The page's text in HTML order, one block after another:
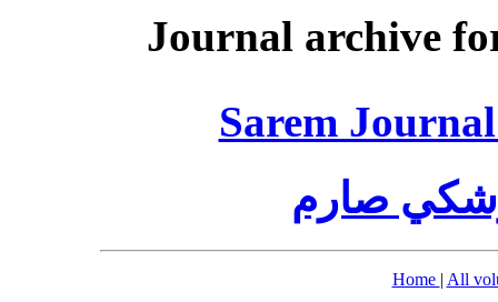
Journal archive
Sarem
صارم
Home | All